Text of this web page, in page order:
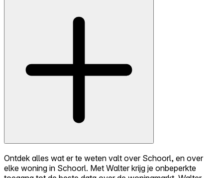
Ontdek alles wat er te weten valt over Schoorl, en over
elke woning in Schoorl. Met Walter krijg je onbeperkte